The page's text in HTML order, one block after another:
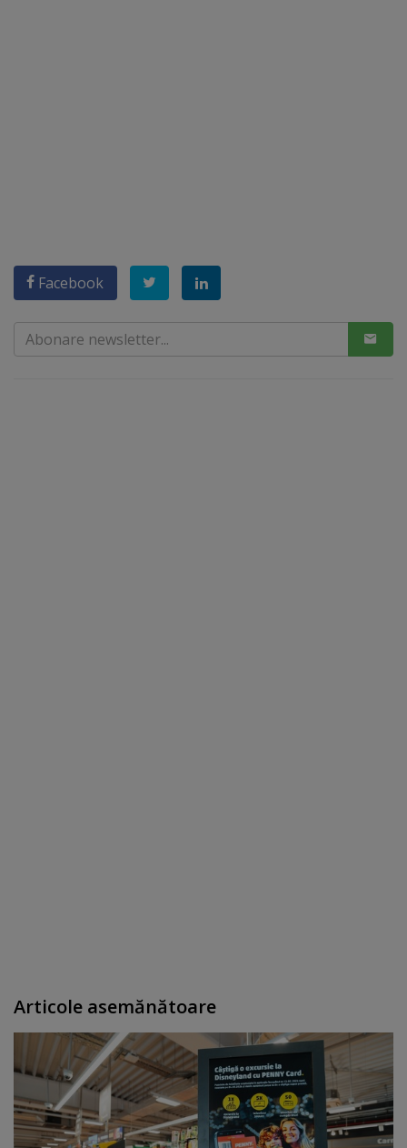
Facebook
Articole asemănătoare